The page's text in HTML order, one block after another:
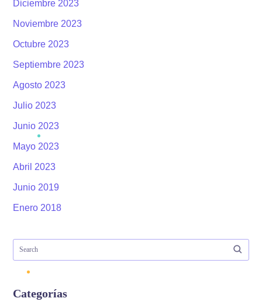
Diciembre 2023
Noviembre 2023
Octubre 2023
Septiembre 2023
Agosto 2023
Julio 2023
Junio 2023
Mayo 2023
Abril 2023
Junio 2019
Enero 2018
Categorías